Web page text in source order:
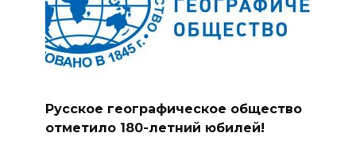
Русское географическое общество
отметило 180-летний юбилей!